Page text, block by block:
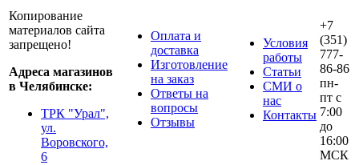
Копирование
материалов сайта
запрещено!
Адреса магазинов
в Челябинске:
ТРК "Урал",
ул.
Воровского,
6
Оплата и
доставка
Изготовление
на заказ
Ответы на
вопросы
Отзывы
Условия
работы
Статьи
СМИ о
нас
Контакты
+7
(351)
777-
86-86
пн-
пт с
7:00
до
16:00
МСК